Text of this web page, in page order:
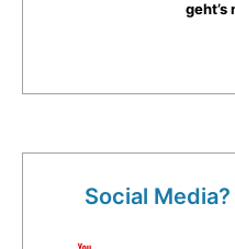
geht’s
Social